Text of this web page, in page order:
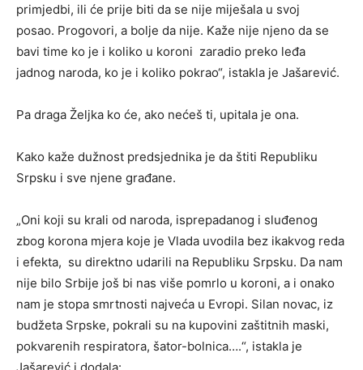
primjedbi, ili će prije biti da se nije miješala u svoj
posao. Progovori, a bolje da nije. Kaže nije njeno da se
bavi time ko je i koliko u koroni zaradio preko leđa
jadnog naroda, ko je i koliko pokrao“, istakla je Jašarević.
Pa draga Željka ko će, ako nećeš ti, upitala je ona.
Kako kaže dužnost predsjednika je da štiti Republiku
Srpsku i sve njene građane.
„Oni koji su krali od naroda, isprepadanog i sluđenog
zbog korona mjera koje je Vlada uvodila bez ikakvog reda
i efekta, su direktno udarili na Republiku Srpsku. Da nam
nije bilo Srbije još bi nas više pomrlo u koroni, a i onako
nam je stopa smrtnosti najveća u Evropi. Silan novac, iz
budžeta Srpske, pokrali su na kupovini zaštitnih maski,
pokvarenih respiratora, šator-bolnica….“, istakla je